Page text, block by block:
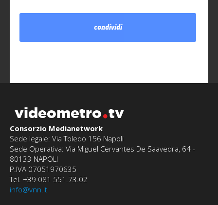
condividi
videometro tv
Consorzio Medianetwork
Sede legale: Via Toledo 156 Napoli
Sede Operativa: Via Miguel Cervantes De Saavedra, 64 -
80133 NAPOLI
P.IVA 07051970635
Tel. +39 081 551.73.02
info@vnn.it